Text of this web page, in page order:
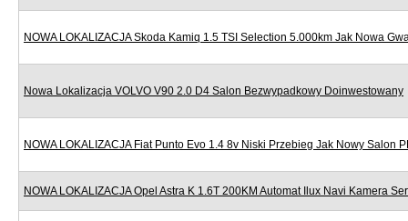
NOWA LOKALIZACJA Skoda Kamiq 1.5 TSI Selection 5.000km Jak Nowa
Nowa Lokalizacja VOLVO V90 2.0 D4 Salon Bezwypadkowy Doinwestowany
NOWA LOKALIZACJA Fiat Punto Evo 1.4 8v Niski Przebieg Jak Nowy Salon
NOWA LOKALIZACJA Opel Astra K 1.6T 200KM Automat Ilux Navi Kamera